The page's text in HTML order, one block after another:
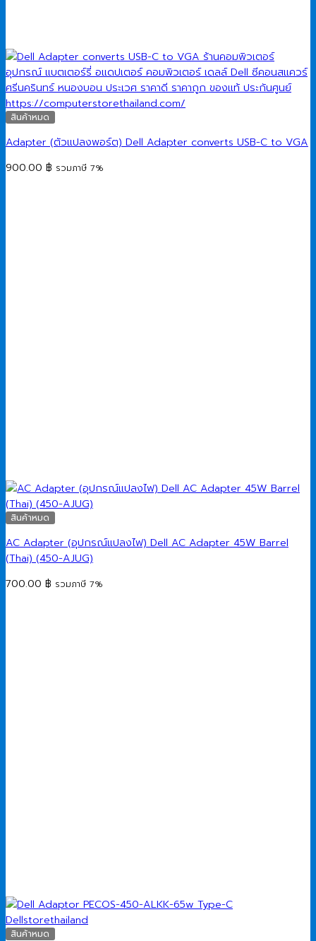
สินค้าหมด
Adapter (ตัวแปลงพอร์ต) Dell Adapter converts USB-C to VGA
900.00 ฿ รวมภาษี 7%
สินค้าหมด
AC Adapter (อุปกรณ์แปลงไฟ) Dell AC Adapter 45W Barrel
(Thai) (450-AJUG)
700.00 ฿ รวมภาษี 7%
สินค้าหมด